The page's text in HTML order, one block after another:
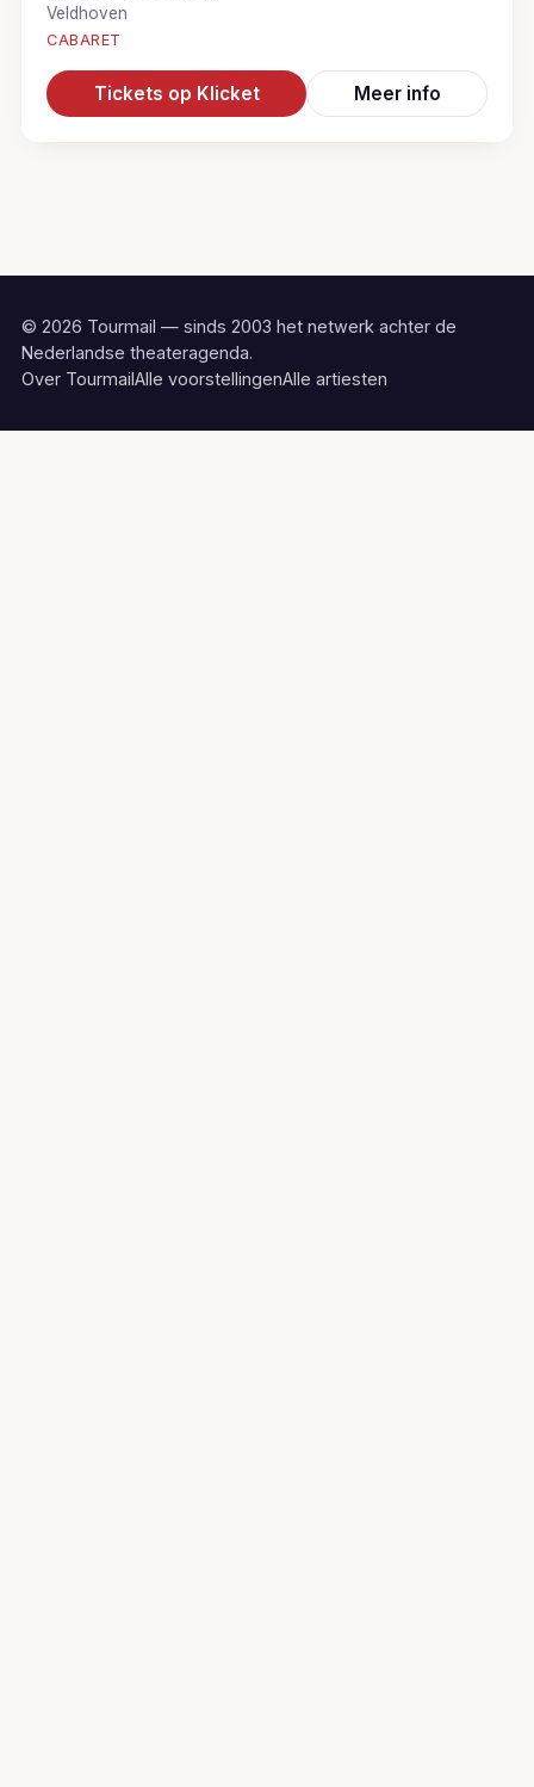
Veldhoven
CABARET
Tickets op Klicket Meer info
© 2026 Tourmail — sinds 2003 het netwerk achter de
Nederlandse theateragenda.
Over TourmailAlle voorstellingenAlle artiesten